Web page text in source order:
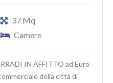
37 Mq
Camere
IN AFFITTO ad Euro
della città di